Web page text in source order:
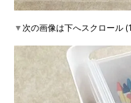
▼次の画像は下へスクロール